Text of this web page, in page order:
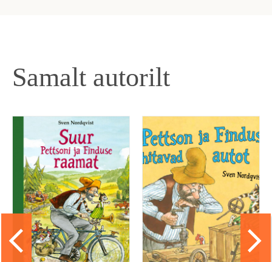
Samalt autorilt